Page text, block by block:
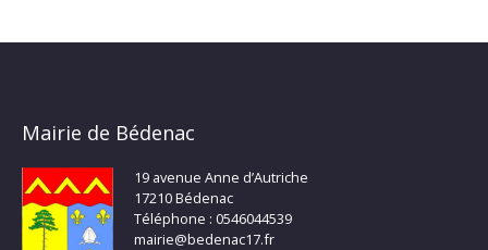
Mairie de Bédenac
19 avenue Anne d’Autriche
17210 Bédenac
Téléphone : 0546044539
mairie@bedenac17.fr